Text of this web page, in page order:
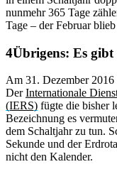
nunmehr 365 Tage
Tage – der Februar
Übrigens: Es gibt
Am 31. Dezember
DerInternationale
(IERS) fügte die bisher
Bezeichnung es
dem Schaltjahr zu tun.
Sekunde und der
nicht den Kalender.